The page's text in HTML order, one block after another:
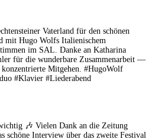
Vaterland für den schönen
mit Hugo Wolfs Italienischem
im SAL. Danke an Katharina
für die wunderbare Zusammenarbeit —
Mitgehen. #HugoWolf
#Klavier #Liederabend